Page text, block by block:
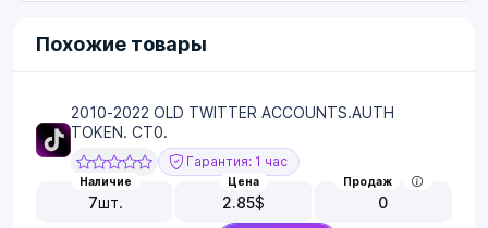
Похожие товары
2010-2022 OLD TWITTER ACCOUNTS.AUTH
TOKEN. CT0.
Гарантия: 1 час
Наличие
7шт.
Цена
2.85$
Продаж
0